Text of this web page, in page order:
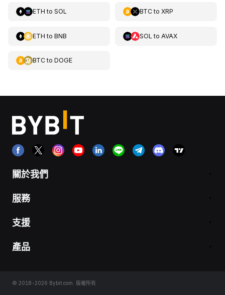
ETH to SOL BTCto XRP
ETH to BNB SOL to AVAX
BTCto DOGE
關於我們
服務
支援
產品
© 2018-2026 Bybit.com. 版權所有